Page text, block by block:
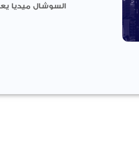
السوشال ميديا